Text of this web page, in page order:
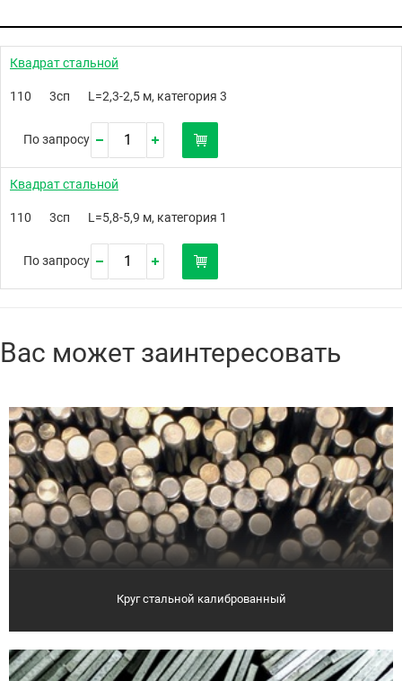
Квадрат стальной
110 3сп L=2,3-2,5 м, категория 3
По запросу
Квадрат стальной
110 3сп L=5,8-5,9 м, категория 1
По запросу
Вас может заинтересовать
Круг стальной калиброванный